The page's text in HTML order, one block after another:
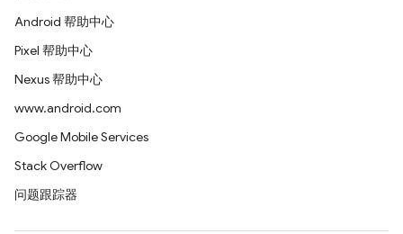
Android 帮助中心
Pixel 帮助中心
Nexus 帮助中心
www.android.com
Google Mobile Services
Stack Overflow
问题跟踪器